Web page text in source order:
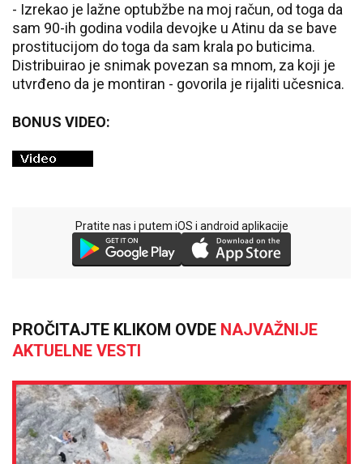
- Izrekao je lažne optubžbe na moj račun, od toga da
sam 90-ih godina vodila devojke u Atinu da se bave
prostitucijom do toga da sam krala po buticima.
Distribuirao je snimak povezan sa mnom, za koji je
utvrđeno da je montiran - govorila je rijaliti učesnica.
BONUS VIDEO:
Pratite nas i putem iOS i android aplikacije
PROČITAJTE KLIKOM OVDE NAJVAŽNIJE
AKTUELNE VESTI